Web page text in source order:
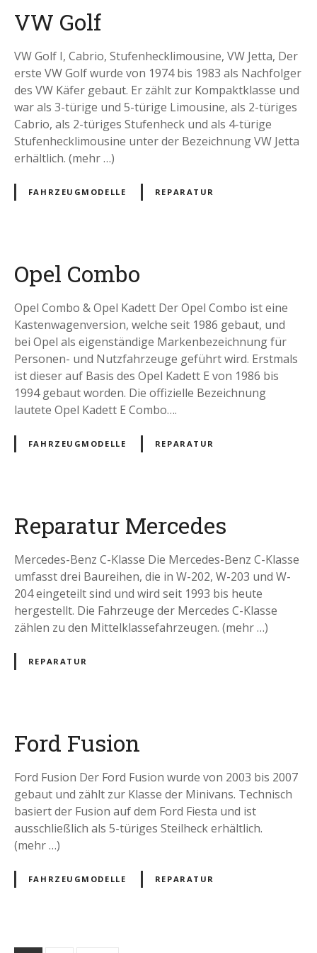
VW Golf
VW Golf I, Cabrio, Stufenhecklimousine, VW Jetta, Der
erste VW Golf wurde von 1974 bis 1983 als Nachfolger
des VW Käfer gebaut. Er zählt zur Kompaktklasse und
war als 3-türige und 5-türige Limousine, als 2-türiges
Cabrio, als 2-türiges Stufenheck und als 4-türige
Stufenhecklimousine unter der Bezeichnung VW Jetta
erhältlich. (mehr …)
FAHRZEUGMODELLE REPARATUR
Opel Combo
Opel Combo & Opel Kadett Der Opel Combo ist eine
Kastenwagenversion, welche seit 1986 gebaut, und
bei Opel als eigenständige Markenbezeichnung für
Personen- und Nutzfahrzeuge geführt wird. Erstmals
ist dieser auf Basis des Opel Kadett E von 1986 bis
1994 gebaut worden. Die offizielle Bezeichnung
lautete Opel Kadett E Combo….
FAHRZEUGMODELLE REPARATUR
Reparatur Mercedes
Mercedes-Benz C-Klasse Die Mercedes-Benz C-Klasse
umfasst drei Baureihen, die in W-202, W-203 und W-
204 eingeteilt sind und wird seit 1993 bis heute
hergestellt. Die Fahrzeuge der Mercedes C-Klasse
zählen zu den Mittelklassefahrzeugen. (mehr …)
REPARATUR
Ford Fusion
Ford Fusion Der Ford Fusion wurde von 2003 bis 2007
gebaut und zählt zur Klasse der Minivans. Technisch
basiert der Fusion auf dem Ford Fiesta und ist
ausschließlich als 5-türiges Steilheck erhältlich.
(mehr …)
FAHRZEUGMODELLE REPARATUR